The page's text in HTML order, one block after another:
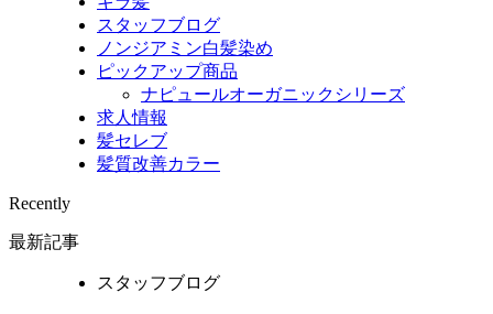
スタッフブログ
ノンジアミン白髪染め
ピックアップ商品
ナピュールオーガニックシリーズ
求人情報
髪セレブ
髪質改善カラー
Recently
最新記事
スタッフブログ